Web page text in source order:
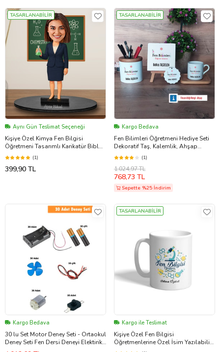
TASARLANABİLİR
Aynı Gün Teslimat Seçeneği
Kişiye Özel Kimya Fen Bilgisi
Öğretmeni Tasarımlı Karikatür Biblo
286
(1)
399,90 TL
TASARLANABİLİR
Kargo Bedava
Fen Bilimleri Öğretmeni Hediye Seti
Dekoratif Taş, Kalemlik, Ahşap
Altlıklı Türk Kahvesi Fincanı, Ahşap
Anahtarlık Hediye (Model 1)
(1)
1.024,97 TL
768,73 TL
Sepette %25 İndirim
Kargo Bedava
30 lu Set Motor Deney Seti - Ortaokul
Deney Seti Fen Dersi Deneyi Elektirik
Deneyi (Çok Renkli)
TASARLANABİLİR
Kargo ile Teslimat
Kişiye Özel Fen Bilgisi
Öğretmenlerine Özel İsim Yazılabilir
Kupa Bardak 03